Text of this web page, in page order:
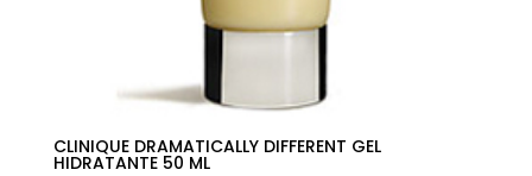
CLINIQUE DRAMATICALLY DIFFERENT GEL
HIDRATANTE 50 ML